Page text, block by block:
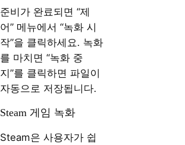
준비가 완료되면 “제
어” 메뉴에서 “녹화 시
작”을 클릭하세요. 녹화
를 마치면 “녹화 중
지”를 클릭하면 파일이
자동으로 저장됩니다.
Steam 게임 녹화
Steam은 사용자가 쉽